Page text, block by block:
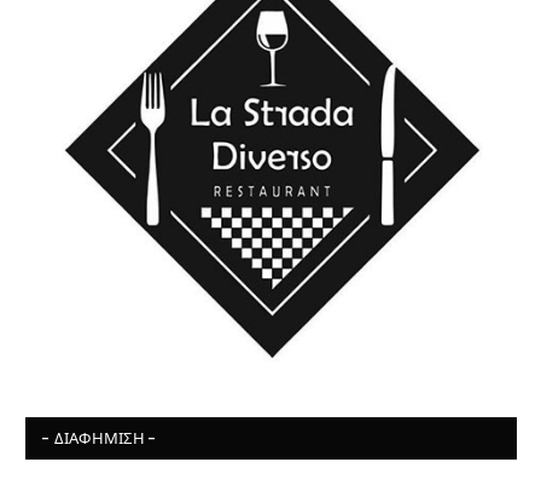
- ΔΙΑΦΉΜΙΣΗ -